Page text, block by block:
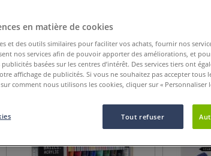
93 Articles
en matière de cookies
et des outils similaires pour faciliter vos achats, fournir nos
nos services afin de pouvoir apporter des améliorations, et
basées sur les centres d’intérêt. Des services tiers ont
affichage de publicités. Si vous ne souhaitez pas accepter tous
comment nous utilisons les cookies, cliquer sur « Personnaliser
Tout refuser